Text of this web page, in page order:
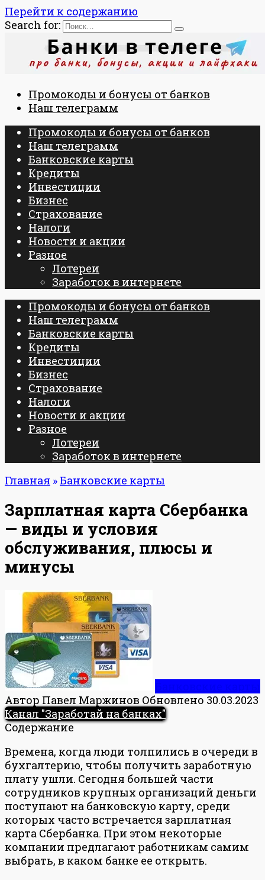
Перейти к содержанию
Search for:
Промокоды и бонусы от банков
Наш телеграмм
Промокоды и бонусы от банков
Наш телеграмм
Банковские карты
Кредиты
Инвестиции
Бизнес
Страхование
Налоги
Новости и акции
Разное
Лотереи
Заработок в интернете
Промокоды и бонусы от банков
Наш телеграмм
Банковские карты
Кредиты
Инвестиции
Бизнес
Страхование
Налоги
Новости и акции
Разное
Лотереи
Заработок в интернете
Главная »Банковские карты
Зарплатная карта Сбербанка
— виды и условия
обслуживания, плюсы и
минусы
Автор Павел Маржинов Обновлено 30.03.2023
Канал "Заработай на банках"
Содержание
Времена, когда люди толпились в очереди в
бухгалтерию, чтобы получить заработную
плату ушли. Сегодня большей части
сотрудников крупных организаций деньги
поступают на банковскую карту, среди
которых часто встречается зарплатная
карта Сбербанка. При этом некоторые
компании предлагают работникам самим
выбрать, в каком банке ее открыть.